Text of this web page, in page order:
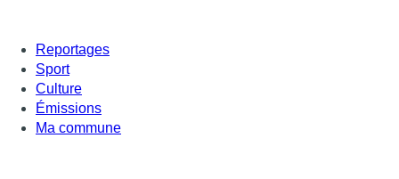
Reportages
Sport
Culture
Émissions
Ma commune